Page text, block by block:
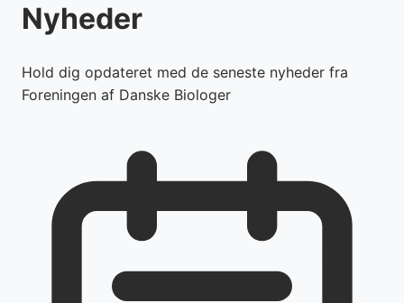
Nyheder
Hold dig opdateret med de seneste nyheder fra
Foreningen af Danske Biologer